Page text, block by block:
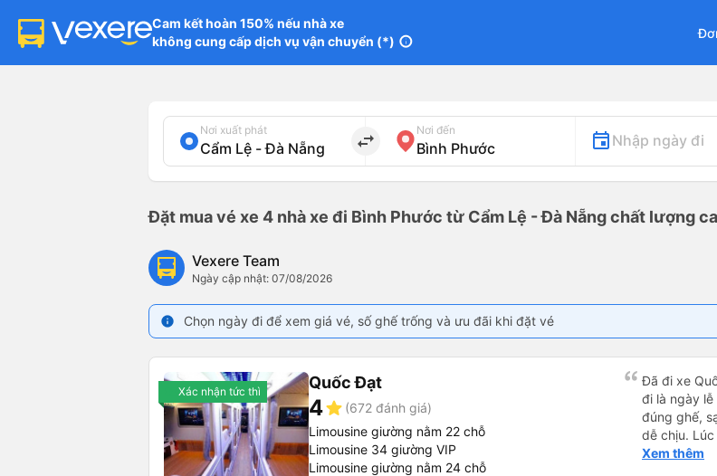
Cam kết hoàn 150% nếu nhà xe
không cung cấp dịch vụ vận chuyển (*) info
Nơi xuất phát
import_export
Nơi đến
Nhập ngày đi
Đặt mua vé xe 4 nhà xe đi Bình Phước từ Cẩm Lệ - Đà Nẵng chất lượng
Vexere Team
Ngày cập nhật: 07/08/2026
info Chọn ngày đi để xem giá vé, số ghế trống và ưu đãi khi đặt vé
Xác nhận tức thì Quốc Đạt
4star (672 đánh giá)
Limousine giường nằm 22 chỗ
Limousine 34 giường VIP
Limousine giường nằm 24 chỗ
Đã đi xe
đi là ngày
đúng ghế,
dễ chịu.
nhà. 10đ
Xem thêm